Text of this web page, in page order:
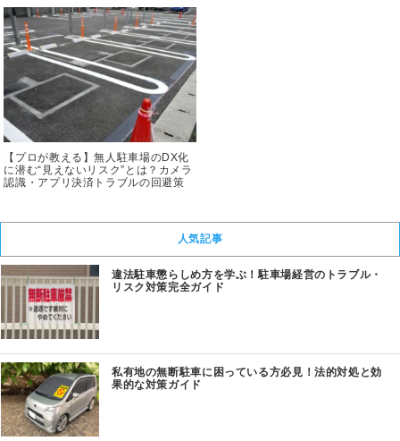
【プロが教える】無人駐車場のDX化
に潜む“見えないリスク”とは？カメラ
認識・アプリ決済トラブルの回避策
人気記事
違法駐車懲らしめ方を学ぶ！駐車場経営のトラブル・
リスク対策完全ガイド
私有地の無断駐車に困っている方必見！法的対処と効
果的な対策ガイド